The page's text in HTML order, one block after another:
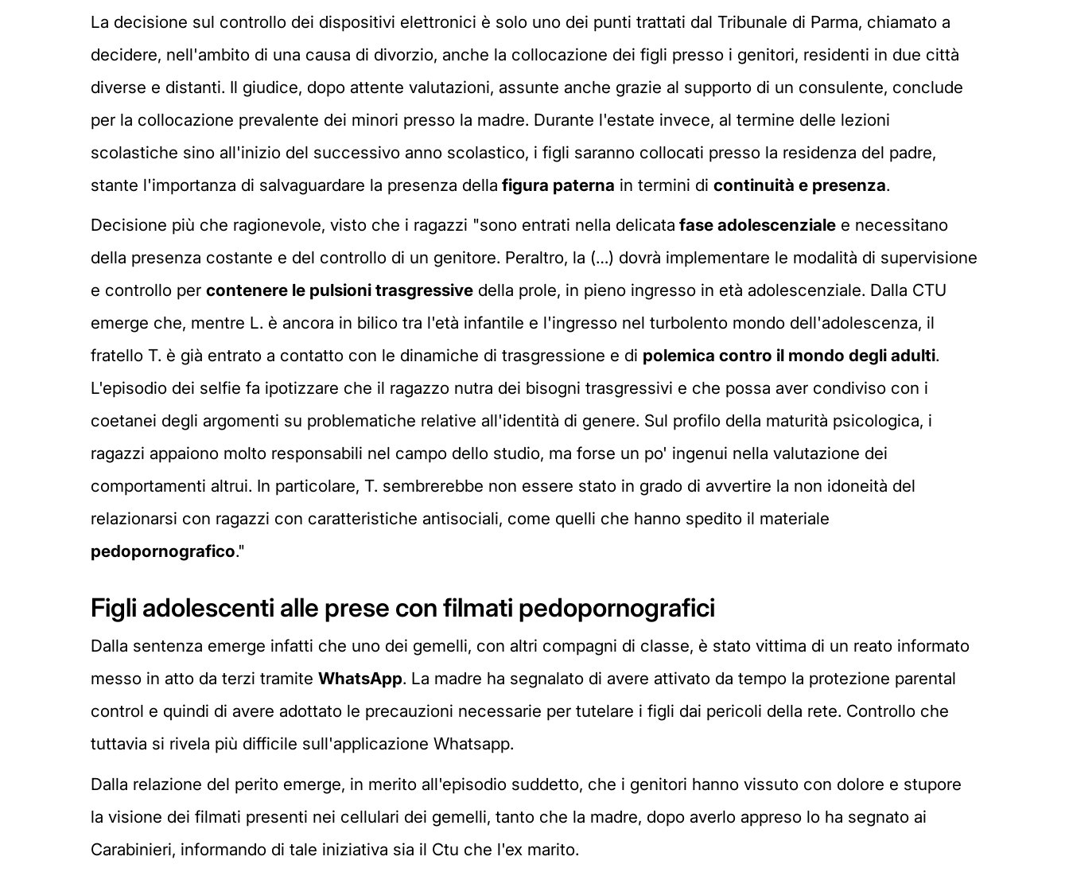
La decisione sul controllo dei dispositivi elettronici è solo uno dei punti trattati dal Tribunale di Parma, chiamato a
decidere, nell'ambito di una causa di divorzio, anche la collocazione dei figli presso i genitori, residenti in due città
diverse e distanti. Il giudice, dopo attente valutazioni, assunte anche grazie al supporto di un consulente, conclude
per la collocazione prevalente dei minori presso la madre. Durante l'estate invece, al termine delle lezioni
scolastiche sino all'inizio del successivo anno scolastico, i figli saranno collocati presso la residenza del padre,
stante l'importanza di salvaguardare la presenza della figura paterna in termini di continuità e presenza.
Decisione più che ragionevole, visto che i ragazzi "sono entrati nella delicata fase adolescenziale e necessitano
della presenza costante e del controllo di un genitore. Peraltro, la (…) dovrà implementare le modalità di supervisione
e controllo per contenere le pulsioni trasgressive della prole, in pieno ingresso in età adolescenziale. Dalla CTU
emerge che, mentre L. è ancora in bilico tra l'età infantile e l'ingresso nel turbolento mondo dell'adolescenza, il
fratello T. è già entrato a contatto con le dinamiche di trasgressione e di polemica contro il mondo degli adulti.
L'episodio dei selfie fa ipotizzare che il ragazzo nutra dei bisogni trasgressivi e che possa aver condiviso con i
coetanei degli argomenti su problematiche relative all'identità di genere. Sul profilo della maturità psicologica, i
ragazzi appaiono molto responsabili nel campo dello studio, ma forse un po' ingenui nella valutazione dei
comportamenti altrui. In particolare, T. sembrerebbe non essere stato in grado di avvertire la non idoneità del
relazionarsi con ragazzi con caratteristiche antisociali, come quelli che hanno spedito il materiale
pedopornografico."
Figli adolescenti alle prese con filmati pedopornografici
Dalla sentenza emerge infatti che uno dei gemelli, con altri compagni di classe, è stato vittima di un reato informato
messo in atto da terzi tramite WhatsApp. La madre ha segnalato di avere attivato da tempo la protezione parental
control e quindi di avere adottato le precauzioni necessarie per tutelare i figli dai pericoli della rete. Controllo che
tuttavia si rivela più difficile sull'applicazione Whatsapp.
Dalla relazione del perito emerge, in merito all'episodio suddetto, che i genitori hanno vissuto con dolore e stupore
la visione dei filmati presenti nei cellulari dei gemelli, tanto che la madre, dopo averlo appreso lo ha segnato ai
Carabinieri, informando di tale iniziativa sia il Ctu che l'ex marito.